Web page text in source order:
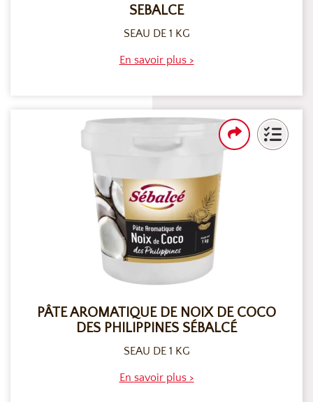
SEBALCE
SEAU DE 1 KG
En savoir plus >
PÂTE AROMATIQUE DE NOIX DE COCO
DES PHILIPPINES SÉBALCÉ
SEAU DE 1 KG
En savoir plus >